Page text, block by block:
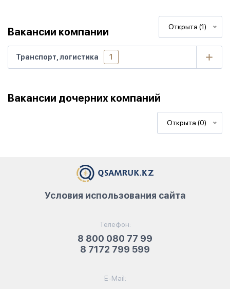
Вакансии компании Открыта (1)
Транспорт, логистика 1
Вакансии дочерних компаний
Открыта (0)
Телефон:
8 800 080 77 99
8 7172 799 599
E-Mail:
Условия использования сайта